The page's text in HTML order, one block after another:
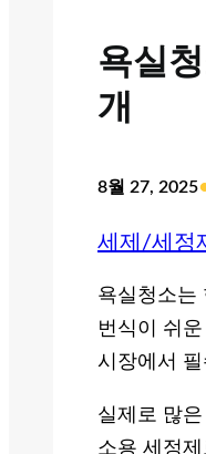
욕실
개
8월 27, 2025
세제/세정
욕실청소는
번식이 쉬
시장에서
실제로 많
소용 세정